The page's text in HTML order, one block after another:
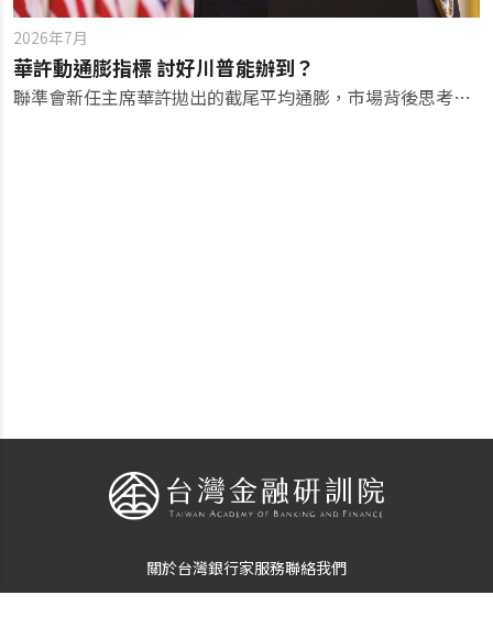
2026年7月
華許動通膨指標 討好川普能辦到？
聯準會新任主席華許拋出的截尾平均通膨，市場背後思考，這項指標恐非經濟因素，而是更多政治使命。
關於台灣銀行家服務聯絡我們